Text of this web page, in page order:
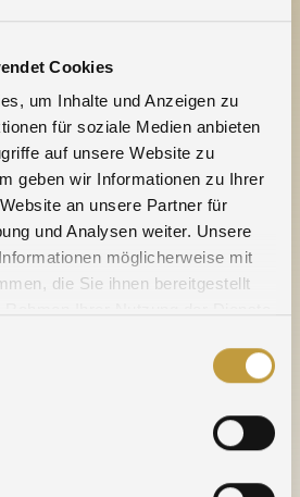
Cookies
um Inhalte und Anzeigen zu
für soziale Medien anbieten
auf unsere Website zu
geben wir Informationen zu Ihrer
an unsere Partner für
und Analysen weiter. Unsere
möglicherweise mit
die Sie ihnen bereitgestellt
11.05.2023
ponts et périodes de fermeture